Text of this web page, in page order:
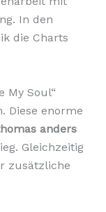
In den
die Charts
My Soul“
Diese enorme
anders
Gleichzeitig
zusätzliche